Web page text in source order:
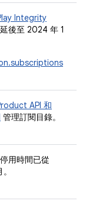
Integrity
後至 2024 年 1
API 和
管理訂閱目錄。
用時間已從